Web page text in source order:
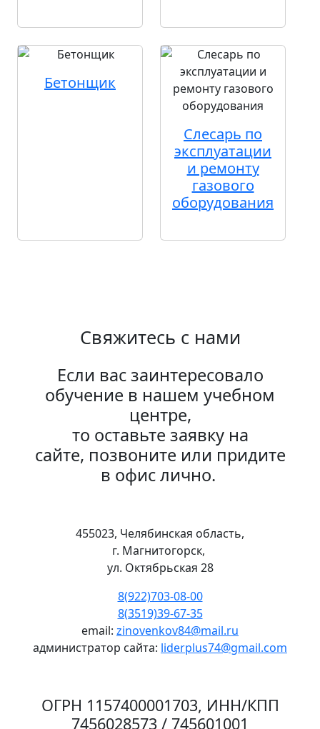
Бетонщик
Слесарь по
эксплуатации
и ремонту
газового
оборудования
Свяжитесь с нами
Если вас заинтересовало
обучение в нашем учебном
центре,
то оставьте заявку на
сайте, позвоните или придите
в офис лично.
455023, Челябинская область,
г. Магнитогорск,
ул. Октябрьская 28
8(922)703-08-00
8(3519)39-67-35
email: zinovenkov84@mail.ru
администратор сайта: liderplus74@gmail.com
ОГРН 1157400001703, ИНН/КПП
7456028573 / 745601001